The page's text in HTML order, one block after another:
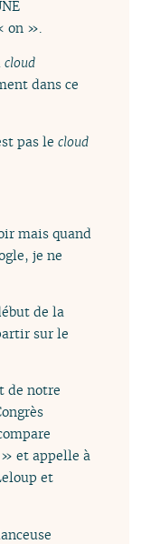
on ».
cloud
dans ce
pas lecloud
mais quand
je ne
de la
sur le
de notre
et appelle à
et